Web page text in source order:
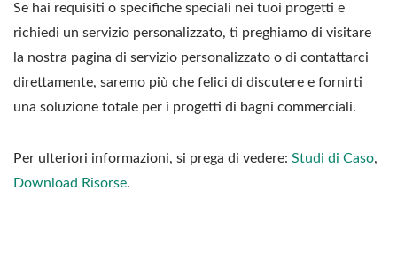
Se hai requisiti o specifiche speciali nei tuoi progetti e
richiedi un servizio personalizzato, ti preghiamo di visitare
la nostra pagina di servizio personalizzato o di contattarci
direttamente, saremo più che felici di discutere e fornirti
una soluzione totale per i progetti di bagni commerciali.
Per ulteriori informazioni, si prega di vedere: Studi di Caso,
Download Risorse.